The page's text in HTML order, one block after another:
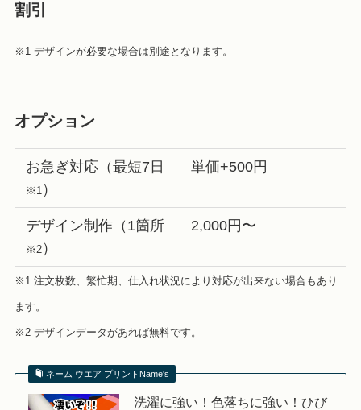
割引
※1 デザインが必要な場合は別途となります。
オプション
お急ぎ対応（最短7日
※1 ）
単価+500円
デザイン制作（1箇所
※2 ）
2,000円〜
※1 注文枚数、繁忙期、仕入れ状況により対応が出来ない場合もあり
ます。
※2 デザインデータがあれば無料です。
ネーム ウエア プリントName's
洗濯に強い！色落ちに強い！ひび